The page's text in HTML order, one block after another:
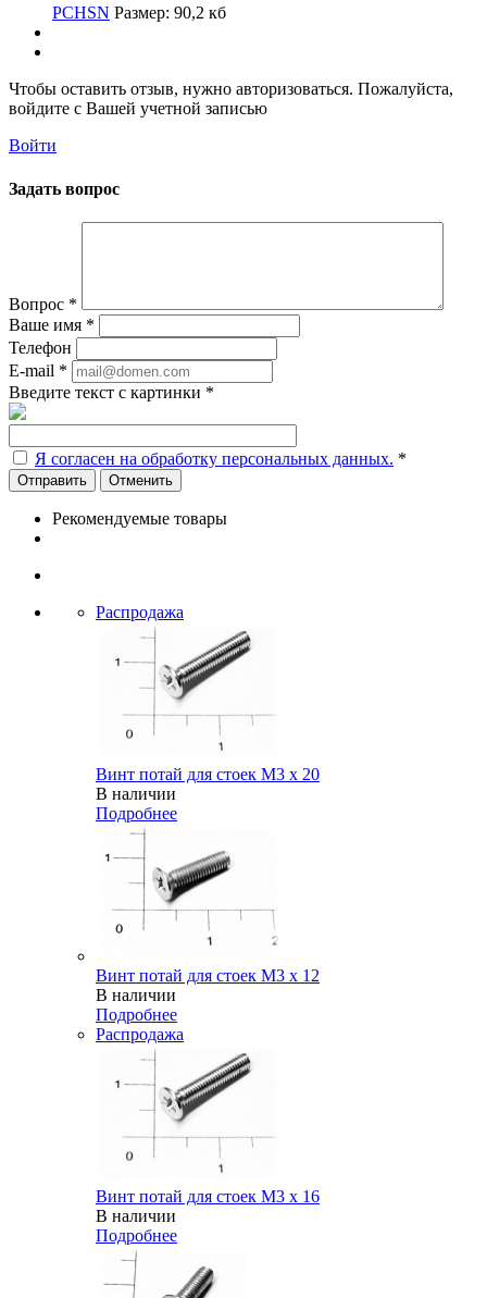
PCHSN Размер: 90,2 кб
Чтобы оставить отзыв, нужно авторизоваться. Пожалуйста,
войдите с Вашей учетной записью
Войти
Задать вопрос
Вопрос *
Ваше имя *
Телефон
E-mail *
Введите текст с картинки *
Я согласен на обработку персональных данных. *
Отменить
Рекомендуемые товары
Распродажа
Винт потай для стоек М3 х 20
В наличии
Подробнее
Винт потай для стоек М3 х 12
В наличии
Подробнее
Распродажа
Винт потай для стоек М3 х 16
В наличии
Подробнее